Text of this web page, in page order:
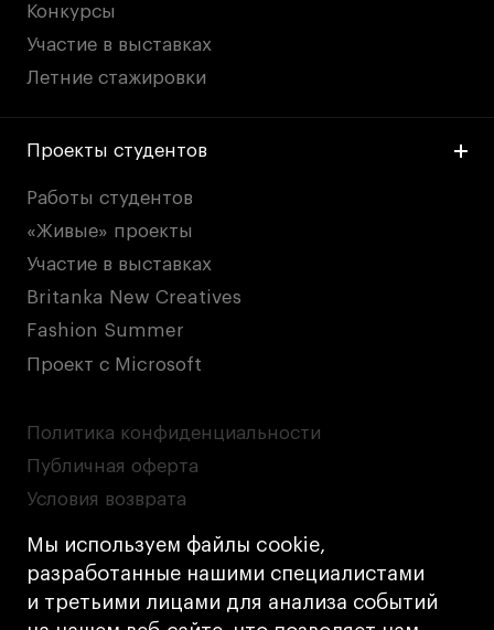
Мы используем файлы cookie,
разработанные нашими специалистами
и третьими лицами для анализа событий
Конкурсы
Участие в выставках
Летние стажировки
Проекты студентов
Работы студентов
«Живые» проекты
Участие в выставках
Britanka New Creatives
Fashion Summer
Проект с Microsoft
Политика конфиденциальности
Публичная оферта
Условия возврата
Кредит на образование с господдержкой
Лицензия на осуществление образовательной
деятельности АНО ВО «Универсальный
Университет»